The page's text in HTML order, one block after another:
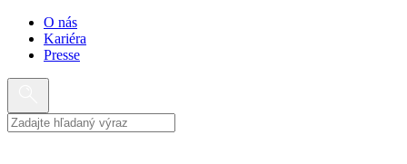
O nás
Kariéra
Presse